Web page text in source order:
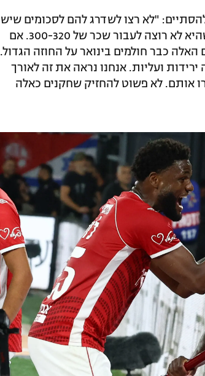
"לא רצו לשדרג להם לסכומים שיש
להם בחוץ, 500-600 אלף – אלונה ברקת החליטה שהיא לא רוצה לעבור שכר של 300-320. אם
כבר חולמים בינואר על החוזה הגדול.
ועליות. אנחנו נראה את זה לאורך
אותם. לא פשוט להחזיק שחקנים כאלה